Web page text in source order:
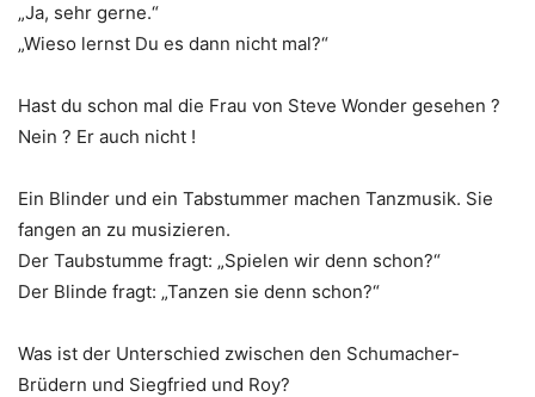
„Ja, sehr gerne.“
„Wieso lernst Du es dann nicht mal?“
Hast du schon mal die Frau von Steve Wonder gesehen ?
Nein ? Er auch nicht !
Ein Blinder und ein Tabstummer machen Tanzmusik. Sie
fangen an zu musizieren.
Der Taubstumme fragt: „Spielen wir denn schon?“
Der Blinde fragt: „Tanzen sie denn schon?“
Was ist der Unterschied zwischen den Schumacher-
Brüdern und Siegfried und Roy?